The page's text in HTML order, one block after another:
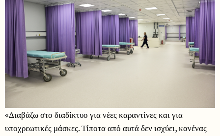
«Διαβάζω στο διαδίκτυο για νέες καραντίνες και για
υποχρεωτικές μάσκες. Τίποτα από αυτά δεν ισχύει, κανένας